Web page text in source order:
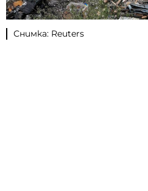
Снимка: Reuters